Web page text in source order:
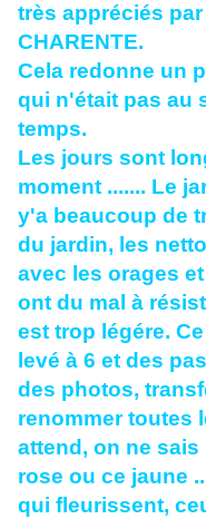
très appréciés
CHARENTE.
Cela redonne un
qui n'était pas au
temps.
Les jours sont
moment ....... Le
y'a beaucoup de
du jardin, les
avec les orages
ont du mal à
est trop légére.
levé à 6 et des
des photos,
renommer toutes
attend, on ne
rose ou ce jaune
qui fleurissent,